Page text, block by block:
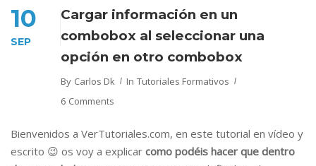
10
SEP
Cargar información en un
combobox al seleccionar una
opción en otro combobox
By Carlos Dk In Tutoriales Formativos
6 Comments
Bienvenidos a VerTutoriales.com, en este tutorial en vídeo y
escrito 😉 os voy a explicar como podéis hacer que dentro